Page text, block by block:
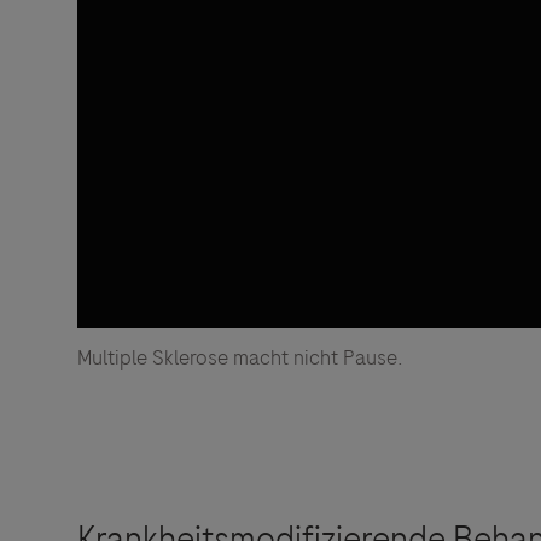
Multiple Sklerose macht nicht Pause.